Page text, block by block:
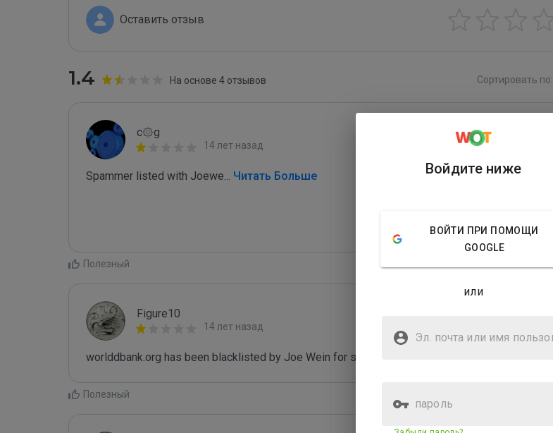
Оставить отзыв
1.4 На основе 4 отзывов Сортировать по:
c۞g
14 лет назад
Spammer listed with Joewe... Читать Больше
Полезный
Figure10
14 лет назад
worlddbank.org has been blacklisted by Joe Wein for spamming.
Полезный
Войдите ниже
ВОЙТИ ПРИ ПОМОЩИ
GOOGLE
или
Эл. почта или имя
пользователя
пароль